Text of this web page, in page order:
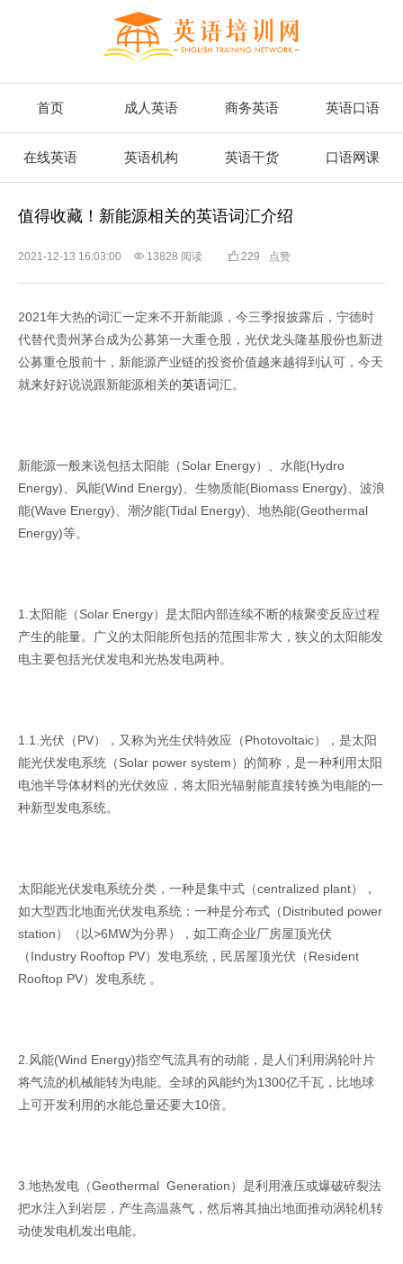
首页 成人英语 商务英语 英语口语
在线英语 英语机构 英语干货 口语网课
值得收藏！新能源相关的英语词汇介绍
2021-12-13 16:03:00  13828 阅读  229 点赞
2021年大热的词汇一定来不开新能源，今三季报披露后，宁德时
代替代贵州茅台成为公募第一大重仓股，光伏龙头隆基股份也新进
公募重仓股前十，新能源产业链的投资价值越来越得到认可，今天
就来好好说说跟新能源相关的英语词汇。
新能源一般来说包括太阳能（Solar Energy）、水能(Hydro
Energy)、风能(Wind Energy)、生物质能(Biomass Energy)、波浪
能(Wave Energy)、潮汐能(Tidal Energy)、地热能(Geothermal
Energy)等。
1.太阳能（Solar Energy）是太阳内部连续不断的核聚变反应过程
产生的能量。广义的太阳能所包括的范围非常大，狭义的太阳能发
电主要包括光伏发电和光热发电两种。
1.1.光伏（PV），又称为光生伏特效应（Photovoltaic），是太阳
能光伏发电系统（Solar power system）的简称，是一种利用太阳
电池半导体材料的光伏效应，将太阳光辐射能直接转换为电能的一
种新型发电系统。
太阳能光伏发电系统分类，一种是集中式（centralized plant），
如大型西北地面光伏发电系统；一种是分布式（Distributed power
station）（以>6MW为分界），如工商企业厂房屋顶光伏
（Industry Rooftop PV）发电系统，民居屋顶光伏（Resident
Rooftop PV）发电系统 。
2.风能(Wind Energy)指空气流具有的动能，是人们利用涡轮叶片
将气流的机械能转为电能。全球的风能约为1300亿千瓦，比地球
上可开发利用的水能总量还要大10倍。
3.地热发电（Geothermal Generation）是利用液压或爆破碎裂法
把水注入到岩层，产生高温蒸气，然后将其抽出地面推动涡轮机转
动使发电机发出电能。